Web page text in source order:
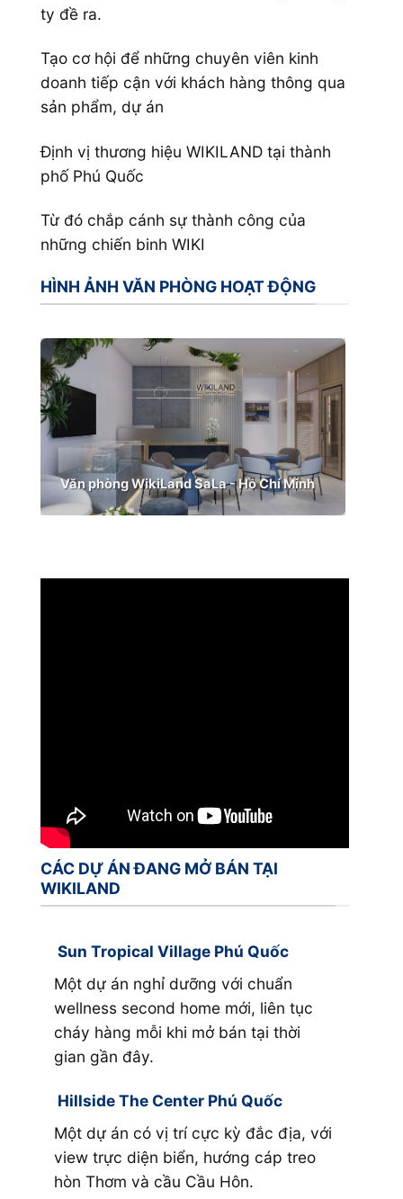
ty đề ra.
Tạo cơ hội để những chuyên viên kinh
doanh tiếp cận với khách hàng thông qua
sản phẩm, dự án
Định vị thương hiệu WIKILAND tại thành
phố Phú Quốc
Từ đó chắp cánh sự thành công của
những chiến binh WIKI
HÌNH ẢNH VĂN PHÒNG HOẠT ĐỘNG
Văn phòng WikiLand SaLa - Hồ Chí Minh
CÁC DỰ ÁN ĐANG MỞ BÁN TẠI
WIKILAND
Sun Tropical Village Phú Quốc
Một dự án nghỉ dưỡng với chuẩn
wellness second home mới, liên tục
cháy hàng mỗi khi mở bán tại thời
gian gần đây.
Hillside The Center Phú Quốc
Một dự án có vị trí cực kỳ đắc địa, với
view trực diện biển, hướng cáp treo
hòn Thơm và cầu Cầu Hôn.